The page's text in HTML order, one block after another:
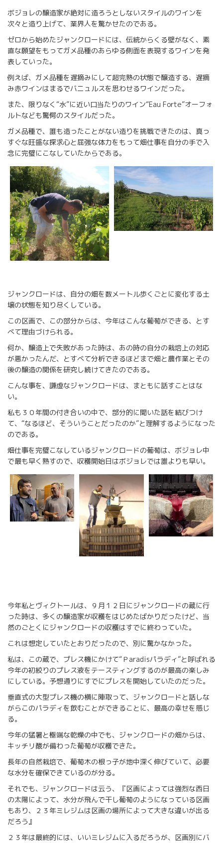
ボジョレの醸造家が絶対に造ろうとしないスタイルのワインを
次々と造り上げて、業界人を驚かせたのである。
ゼロから始めたジャンクロードには、伝統からくる壁がなく、素
直な願望をもってガメ品種のあらゆる側面を表現するワインを発
表していった。
例えば、ガメ品種を遅摘みにして超完熟の状態で醸造する、遅摘
み赤ワインはまるでバニュルスを思わせるワインだった。
また、限りなく“水”に近い口当たりのワイン“Eau Forte”オーフォ
ルトなども驚愕のスタイルだった。
ガメ品種で、誰も造ったことがない造りを挑戦できたのは、真っ
すぐな旺盛な探求心と屈強な体力をもって畑仕事を自分の手で入
念に完璧にこなしていたからである。
ジャンクロードは、自分の畑を数メートル歩くごとに変化する土
壌の状態を知り尽くしている。
この区画で、この部分からは、今年はこんな葡萄ができる、とす
べて理由づけられる。
何か、醸造上で失敗があった時は、あの時の自分の栽培上の対応
が悪かったんだ、とすべて分析できるほどまで畑と農作業とその
後の醸造の関係を研究し続けてきたのである。
こんな事を、謙虚なジャンクロードは、まともに話すことはな
い。
私も３０年間の付き合いの中で、部分的に聞いた話を結びつけ
て、“なるほど、そういうことだったのか”と理解するようになった
のである。
畑仕事を完璧こなしているジャンクロードの葡萄は、ボジョレ中
で最も早く熟すので、収穫開始日はボジョレでは誰よりも早い。
今年私とヴィクトールは、９月１２日にジャンクロードの蔵に行
った時は、多くの醸造家が収穫をはじめたばかりだったけど、当
然のごとくにジャンクロードの収穫はすでに終わっていた。
これは想定していたとおりだったので、別に驚かなかった。
私は、この蔵で、プレス機にかけて“Ｐaradisパラディ”と呼ばれる
今年の初絞りのプレス液をテースティングするのが最高の楽しみ
にしている。予想通りにすでにプレスを開始していたのだった。
垂直式の大型プレス機の横に陣取って、ジャンクロードと話しな
がらこのパラディを飲むことができることに、最高の幸せを感じ
る。
今年の猛暑と極端な乾燥の中でも、ジャンクロードの畑からは、
キッチリ酸が備わった葡萄が収穫できた。
長年の自然栽培で、葡萄木の根っ子が地中深く伸びていて、必要
な水分を確保できているのが分る。
それでも、ジャンクロードは云う、『区画によっては強烈な西日
の太陽によって、水分が飛んで干し葡萄のようになっている区画
もあり、２３年ミレジムは区画の場所によって大きな違いが出る
だろう』
２３年は最終的には、いいミレジムに入るだろうが、区画別にバ